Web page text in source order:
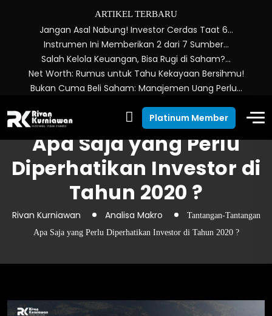
ARTIKEL TERBARU
Jangan Asal Nabung! Investor Cerdas Taat 6…
Instrumen Ini Memberikan 2 dari 7 Sumber…
Salah Kelola Keuangan, Bisa Rugi di Saham?…
Net Worth: Rumus untuk Tahu Kekayaan Bersihmu!
Bukan Cuma Beli Saham: Manajemen Uang Perlu…
Platinum Member
Tantangan-Tantangan
Apa Saja yang Perlu
Diperhatikan Investor di
Tahun 2020 ?
Rivan Kurniawan Analisa Makro
Tantangan-Tantangan
Apa Saja yang Perlu Diperhatikan Investor di Tahun 2020 ?